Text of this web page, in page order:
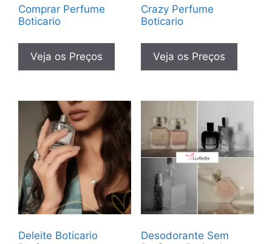
Comprar Perfume
Boticario
Veja os Preços
Crazy Perfume
Boticario
Veja os Preços
Deleite Boticario
Desodorante Sem